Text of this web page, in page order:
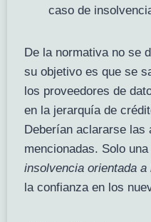
caso de
De la normativa no se
su objetivo es que se
los proveedores de
en la jerarquía de
Deberían aclararse las
mencionadas. Solo una
insolvencia orientada
la confianza en los